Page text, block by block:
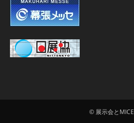
© 展示会とMICE